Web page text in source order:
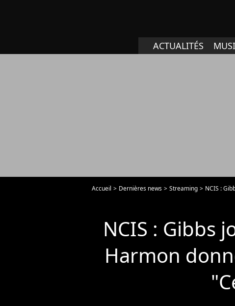
ACTUALITÉS
Accueil Dernières news Streaming
NCIS :
NCIS : Gibbs
Harmon